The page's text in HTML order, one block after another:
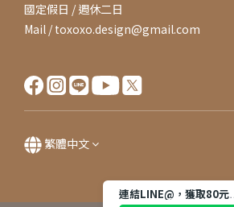
國定假日 / 週休二日
Mail / toxoxo.design@gmail.com
繁體中文
連結